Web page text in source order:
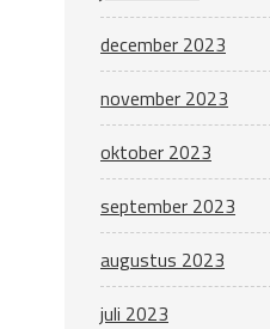
december 2023
november 2023
oktober 2023
september 2023
augustus 2023
juli 2023